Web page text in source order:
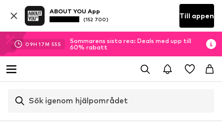
ABOUT YOU App
(152 700) Till appen
09H 17M 55S
Sommarens sista rea: Deals med upp till
60% rabatt
Sök igenom hjälpområdet